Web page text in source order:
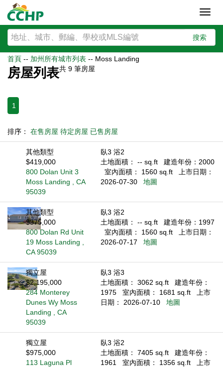
搜索
首頁 -- 加州所有城市列表 -- Moss Landing
房屋列表共 9 筆房屋
1
排序： 在售房屋 待定房屋 已售房屋
其他類型
$419,000
800 Dolan Unit 3
Moss Landing , CA
95039
臥3 浴2
土地面積： -- sq.ft
建造年份：2000
室內面積： 1560 sq.ft
上市日期：
2026-07-30
地圖
其他類型
$375,000
800 Dolan Rd Unit
19 Moss Landing ,
CA 95039
臥3 浴2
土地面積： -- sq.ft
建造年份：1997
室內面積： 1560 sq.ft
上市日期：
2026-07-17
地圖
獨立屋
$2,195,000
284 Monterey
Dunes Wy Moss
Landing , CA
95039
臥3 浴3
土地面積： 3062 sq.ft
建造年份：
1975
室內面積： 1681 sq.ft
上市
日期： 2026-07-10
地圖
獨立屋
$975,000
113 Laguna Pl
臥3 浴2
土地面積： 7405 sq.ft
建造年份：
1961
室內面積： 1356 sq.ft
上市